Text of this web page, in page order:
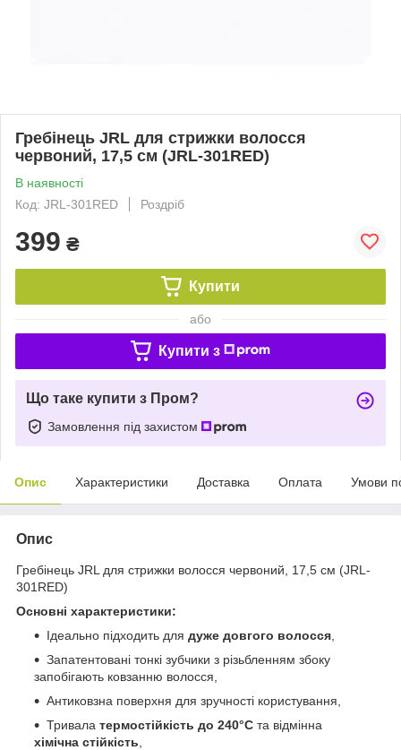
Гребінець JRL для стрижки волосся
червоний, 17,5 см (JRL-301RED)
В наявності
Код: JRL-301RED
Роздріб
399 ₴
Купити
або
Купити з
Що таке купити з Пром?
Замовлення під захистом
Опис Характеристики Доставка Оплата Умови
Опис
Гребінець JRL для стрижки волосся червоний, 17,5 см (JRL-
301RED)
Основні характеристики:
Ідеально підходить для дуже довгого волосся
Запатентовані тонкі зубчики з різьбленням збоку
запобігають ковзанню волосся,
Антиковзна поверхня для зручності користування,
Тривала термостійкість до 240°C та відмінна
хімічна стійкість